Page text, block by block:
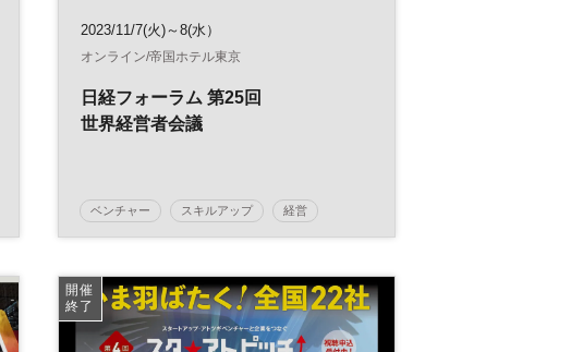
2023/11/7(火)～8(水）
オンライン/帝国ホテル東京
日経フォーラム 第25回
世界経営者会議
ベンチャー スキルアップ 経営
エグゼクティブ
開催
終了